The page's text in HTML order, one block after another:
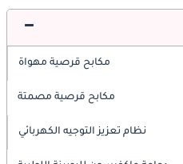
مكابح قرصية مهواة
مكابح قرصية مصمتة
نظام تعزيز التوجيه الكهربائي